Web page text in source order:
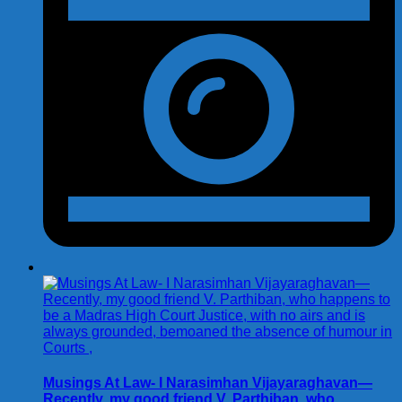
Musings At Law- I Narasimhan Vijayaraghavan—
Recently, my good friend V. Parthiban, who